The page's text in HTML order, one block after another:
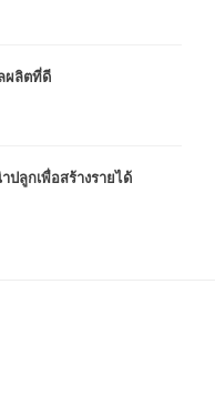
ผลิตที่ดี
ลูกเพื่อสร้างรายได้